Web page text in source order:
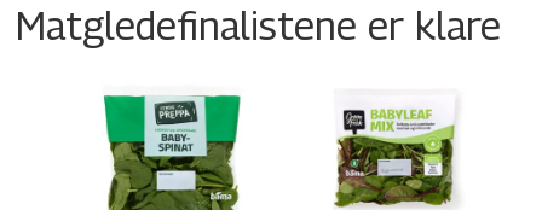
Matgledefinalistene er klare